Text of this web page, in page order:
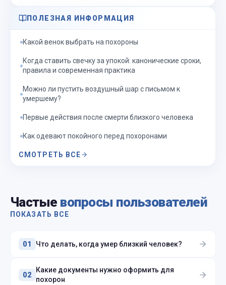
ПОЛЕЗНАЯ ИНФОРМАЦИЯ
Какой венок выбрать на похороны
Когда ставить свечку за упокой: канонические сроки,
правила и современная практика
Можно ли пустить воздушный шар с письмом к
умершему?
Первые действия после смерти близкого человека
Как одевают покойного перед похоронами
СМОТРЕТЬ ВСЕ
Частые вопросы пользователей
ПОКАЗАТЬ ВСЕ
01 Что делать, когда умер близкий человек?
02
Какие документы нужно оформить для
похорон